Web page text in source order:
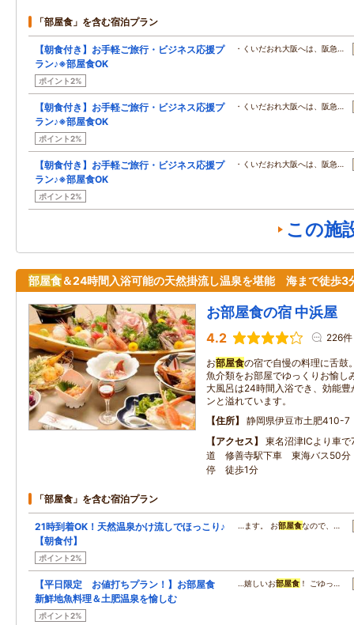
「部屋食」を含む宿泊プラン
【朝食付き】お手軽ご旅行・ビジネス応援プ
ラン♪※部屋食OK
ポイント2%
・くいだおれ大阪へは、阪急…
【朝食付き】お手軽ご旅行・ビジネス応援プ
ラン♪※部屋食OK
ポイント2%
・くいだおれ大阪へは、阪急…
【朝食付き】お手軽ご旅行・ビジネス応援プ
ラン♪※部屋食OK
ポイント2%
・くいだおれ大阪へは、阪急…
この施
部屋食＆24時間入浴可能の天然掛流し温泉を堪能 海まで徒歩3
お部屋食の宿 中浜屋
4.2 226件
お部屋食の宿で自慢の料理に舌鼓
魚介類をお部屋でゆっくりお愉し
大風呂は24時間入浴でき、効能
ンと溢れています。
住所
静岡県伊豆市土肥410-7
アクセス
東名沼津ICより車
道 修善寺駅下車 東海バス50
停 徒歩1分
「部屋食」を含む宿泊プラン
21時到着OK！天然温泉かけ流しでほっこり♪
【朝食付】
ポイント2%
…ます。 お部屋食なので、…
【平日限定 お値打ちプラン！】お部屋食
新鮮地魚料理＆土肥温泉を愉しむ
ポイント2%
…嬉しいお部屋食 ！ ごゆっ…